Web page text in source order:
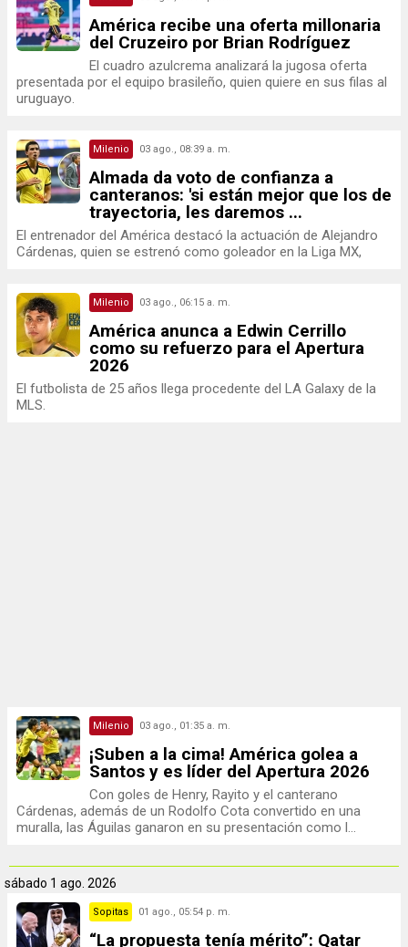
América recibe una oferta millonaria
del Cruzeiro por Brian Rodríguez
El cuadro azulcrema analizará la jugosa oferta
presentada por el equipo brasileño, quien quiere en sus filas al
uruguayo.
Milenio 03 ago., 08:39 a. m.
Almada da voto de confianza a
canteranos: 'si están mejor que los de
trayectoria, les daremos ...
El entrenador del América destacó la actuación de Alejandro
Cárdenas, quien se estrenó como goleador en la Liga MX,
Milenio 03 ago., 06:15 a. m.
América anunca a Edwin Cerrillo
como su refuerzo para el Apertura
2026
El futbolista de 25 años llega procedente del LA Galaxy de la
MLS.
Milenio 03 ago., 01:35 a. m.
¡Suben a la cima! América golea a
Santos y es líder del Apertura 2026
Con goles de Henry, Rayito y el canterano
Cárdenas, además de un Rodolfo Cota convertido en una
muralla, las Águilas ganaron en su presentación como l...
sábado 1 ago. 2026
Sopitas 01 ago., 05:54 p. m.
“La propuesta tenía mérito”: Qatar